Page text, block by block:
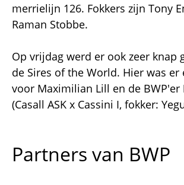
merrielijn 126. Fokkers zijn Tony
Raman Stobbe.
Op vrijdag werd er ook zeer knap
de Sires of the World. Hier was er
voor Maximilian Lill en de BWP'er
(Casall ASK x Cassini I, fokker:
Partners van BWP